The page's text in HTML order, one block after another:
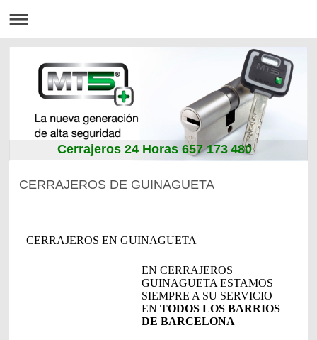
Cerrajeros 24 Horas 657 173 480
CERRAJEROS DE GUINAGUETA
CERRAJEROS EN GUINAGUETA
EN CERRAJEROS
GUINAGUETA ESTAMOS
SIEMPRE A SU SERVICIO
EN TODOS LOS BARRIOS
DE BARCELONA